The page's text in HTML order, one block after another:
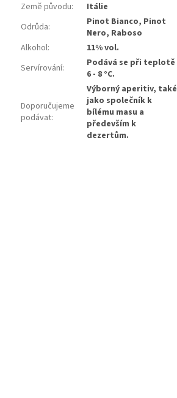
Země původu:
Itálie
Odrůda:
Pinot Bianco, Pinot
Nero, Raboso
Alkohol:
11% vol.
Servírování:
Podává se při teplotě
6 - 8 °C.
Doporučujeme
podávat:
Výborný aperitiv, také
jako společník k
bílému masu a
především k
dezertům.